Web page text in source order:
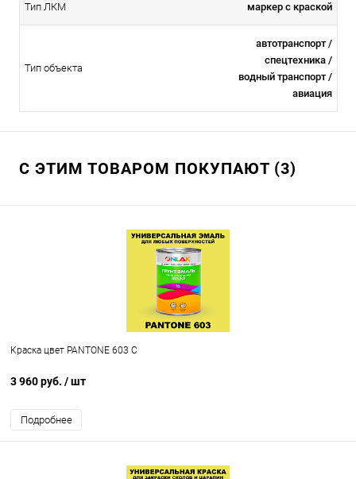
Тип ЛКМ маркер с краской
Тип объекта
автотранспорт /
спецтехника /
водный транспорт /
авиация
С ЭТИМ ТОВАРОМ ПОКУПАЮТ (3)
Краска цвет PANTONE 603 C
3 960 руб. / шт
Подробнее